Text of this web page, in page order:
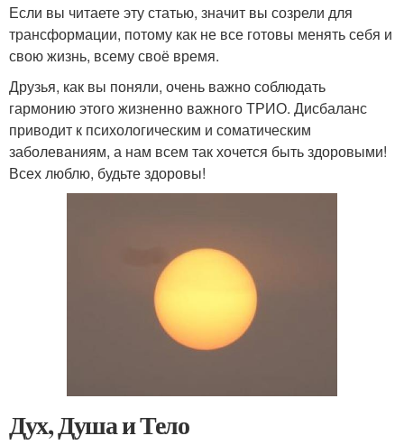
Если вы читаете эту статью, значит вы созрели для
трансформации, потому как не все готовы менять себя и
свою жизнь, всему своё время.
Друзья, как вы поняли, очень важно соблюдать
гармонию этого жизненно важного ТРИО. Дисбаланс
приводит к психологическим и соматическим
заболеваниям, а нам всем так хочется быть здоровыми!
Всех люблю, будьте здоровы!
Дух, Душа и Тело